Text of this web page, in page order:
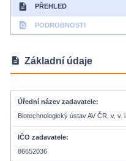
description PŘEHLED
find_in_page PODROBNOSTI
description Základní údaje
Úřední název zadavatele
Biotechnologický ústav AV ČR, v. v. i.
IČO zadavatele
86652036